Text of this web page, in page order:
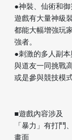
●神裝、仙術和
遊戲有大量神級
都能大幅增強玩
強者。
●刺激的多人副
與道友一同挑戰
或是參與競技模
■遊戲內容涉及
「暴力」有打鬥
畫面